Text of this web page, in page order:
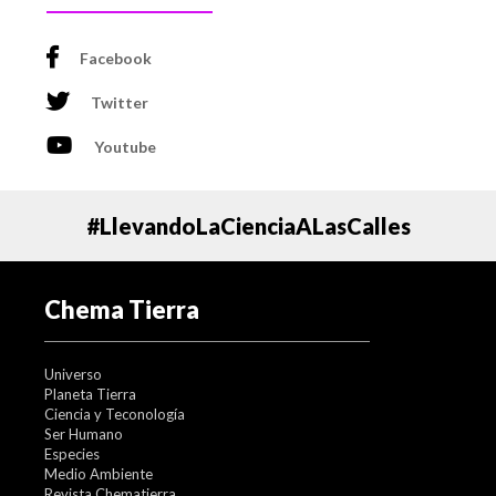
Facebook
Twitter
Youtube
#LlevandoLaCienciaALasCalles
Chema Tierra
Universo
Planeta Tierra
Ciencia y Teconología
Ser Humano
Especies
Medio Ambiente